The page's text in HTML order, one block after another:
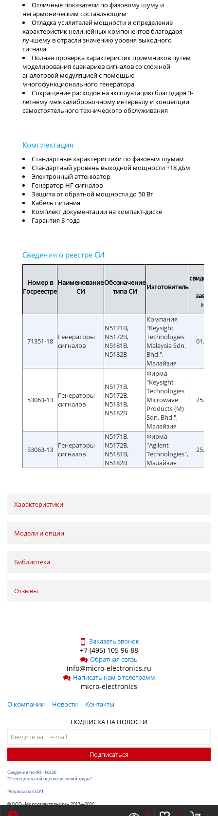
Отличные показатели по фазовому шуму и
негармоническим составляющим
Отладка усилителей мощности и определение
характеристик нелинейных компонентов благодаря
лучшему в отрасли значению уровня выходного
сигнала
Полная проверка характеристик приемников путем
моделирования сценариев сигналов со сложной
аналоговой модуляцией с помощью
многофункционального генератора
Сокращение расходов на эксплуатацию благодаря 3-
летнему межкалибровочному интервалу и концепции
самостоятельного технического обслуживания
Стандартные характеристики по фазовым шумам
Стандартный уровень выходной мощности +18 дБм
Электронный аттенюатор
Генератор НГ сигналов
Защита от обратной мощности до 50 Вт
Кабель питания
Комплект документации на компакт-диске
Гарантия 3 года
Номер в
Госреестре
Наименование
СИ
Обозначение
типа СИ
Изготовитель
Срок
71351-18
Генераторы
сигналов
N5171B,
N5172B,
N5181B,
N5182В
Компания
"Keysight
Technologies
Malaysia Sdn.
Bhd.",
Малайзия
53063-13
Генераторы
сигналов
N5171B,
N5172B,
N5181B,
N5182В
Фирма
"Keysight
Technologies
Microwave
Products (M)
Sdn. Bhd.",
Малайзия
53063-13
Генераторы
сигналов
N5171B,
N5172B,
N5181B,
N5182В
Фирма
"Agilent
Technologies",
Малайзия
Характеристики
Модели и опции
Библиотека
Отзывы
Заказать звонок
+7 (495) 105 96 88
Обратная связь
info@micro-electronics.ru
Написать нам в телеграмм
micro-electronics
О компании Новости
Контакты
ПОДПИСКА НА НОВОСТИ
Подписаться
Сведения по ФЗ - №426
"О специальной оценке условий труда"
Результаты СОУТ
© ООО «Микроэлектроника», 2017—2026
Разработка сайта